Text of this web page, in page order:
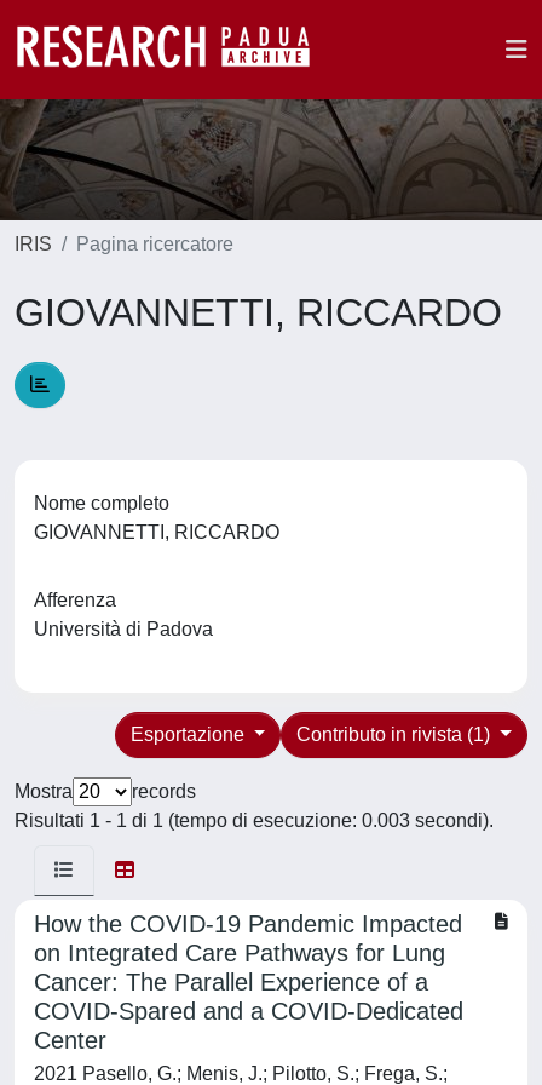
IRIS Pagina ricercatore
GIOVANNETTI, RICCARDO
Nome completo
GIOVANNETTI, RICCARDO
Afferenza
Università di Padova
Contributo in rivista (1)
Esportazione
Mostra
records
Risultati 1 - 1 di 1 (tempo di esecuzione: 0.003 secondi).
How the COVID-19 Pandemic Impacted
on Integrated Care Pathways for Lung
Cancer: The Parallel Experience of a
COVID-Spared and a COVID-Dedicated
Center
2021 Pasello, G.; Menis, J.; Pilotto, S.; Frega, S.;